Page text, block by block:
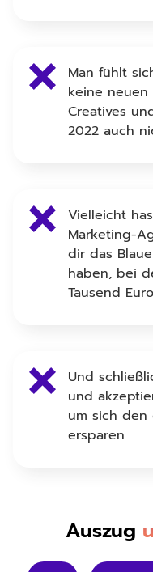
Man fühlt
keine
Creatives
2022 auch
Vielleicht
Marketing-
dir das
haben, bei
Tausend
Und
und
um sich den
ersparen
Auszug